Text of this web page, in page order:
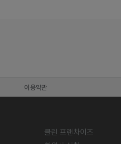
이용약관
클린 프랜차이즈